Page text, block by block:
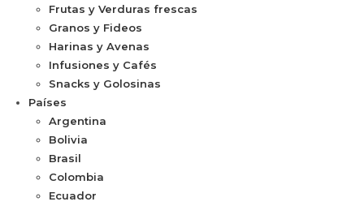
Frutas y Verduras frescas
Granos y Fideos
Harinas y Avenas
Infusiones y Cafés
Snacks y Golosinas
Países
Argentina
Bolivia
Brasil
Colombia
Ecuador